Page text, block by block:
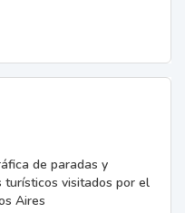
de paradas y
visitados por el
Aires